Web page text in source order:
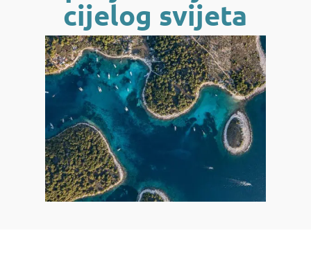
cijelog svijeta